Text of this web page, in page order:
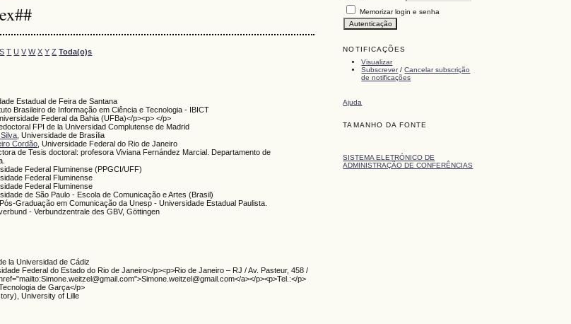
Memorizar login e senha
NOTIFICAÇÕES
Visualizar
Subscrever/Cancelar subscrição
de notificações
Ajuda
TAMANHO DA FONTE
SISTEMA ELETRÓNICO DE
ADMINISTRAÇÃO DE CONFERÊNCIAS
S T U V W X Y Z Toda(o)s
Estadual de Feira de Santana
Brasileiro de Informação em Ciência e Tecnologia - IBICT
Federal da Bahia (UFBa)</p><p> </p>
FPI de la Universidad Complutense de Madrid
, Universidade de Brasília
Cordão , Universidade Federal do Rio de Janeiro
de Tesis doctoral: profesora Viviana Fernández Marcial. Departamento de
Federal Fluminense (PPGCI/UFF)
Federal Fluminense
Federal Fluminense
de São Paulo - Escola de Comunicação e Artes (Brasil)
Pós-Graduação em Comunicação da Unesp - Universidade Estadual Paulista.
- Verbundzentrale des GBV, Göttingen
la Universidad de Cádiz
Federal do Estado do Rio de Janeiro</p><p>Rio de Janeiro – RJ / Av. Pasteur, 458 /
a></p><p>Tel.:</p>
de Garça</p>
University of Lille